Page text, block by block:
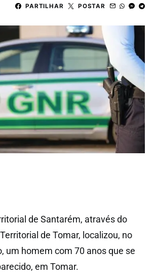
PARTILHAR POSTAR
de Santarém, através do
de Tomar, localizou, no
um homem com 70 anos que se
em Tomar.